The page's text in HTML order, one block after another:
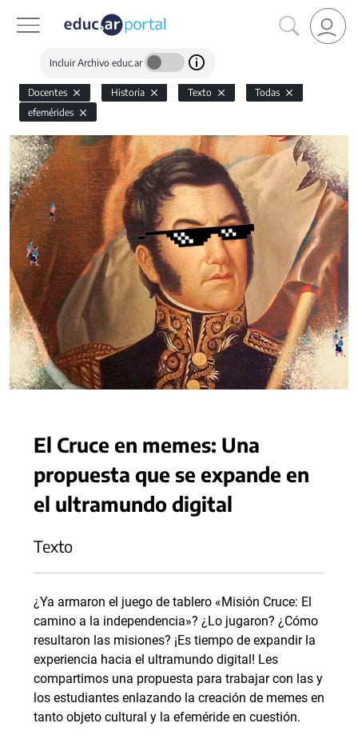
Incluir Archivo educ.ar
Docentes Historia Texto
Todas
efemérides
El Cruce en memes: Una
propuesta que se expande en
el ultramundo digital
Texto
¿Ya armaron el juego de tablero «Misión Cruce: El
camino a la independencia»? ¿Lo jugaron? ¿Cómo
resultaron las misiones? ¡Es tiempo de expandir la
experiencia hacia el ultramundo digital! Les
compartimos una propuesta para trabajar con las y
los estudiantes enlazando la creación de memes en
tanto objeto cultural y la efeméride en cuestión.